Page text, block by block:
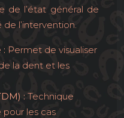
de l’état général de
l’intervention.
: Permet de visualiser
la dent et les
: Technique
pour les cas